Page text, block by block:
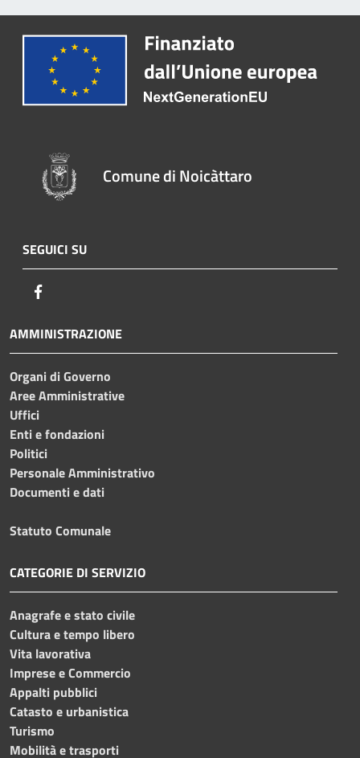
Comune di Noicàttaro
SEGUICI SU
AMMINISTRAZIONE
Organi di Governo
Aree Amministrative
Uffici
Enti e fondazioni
Politici
Personale Amministrativo
Documenti e dati
Statuto Comunale
CATEGORIE DI SERVIZIO
Anagrafe e stato civile
Cultura e tempo libero
Vita lavorativa
Imprese e Commercio
Appalti pubblici
Catasto e urbanistica
Turismo
Mobilità e trasporti